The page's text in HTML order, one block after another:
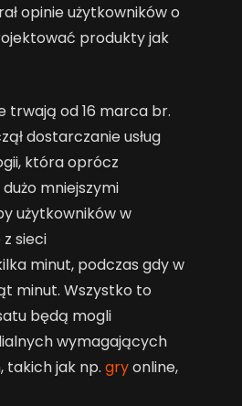
opinie użytkowników o
produkty jak
trwają od 16 marca br.
dostarczanie usług
która oprócz
mniejszymi
użytkowników w
sieci
minut, podczas gdy w
minut. Wszystko to
będą mogli
wymagających
takich jak np. gryonline,